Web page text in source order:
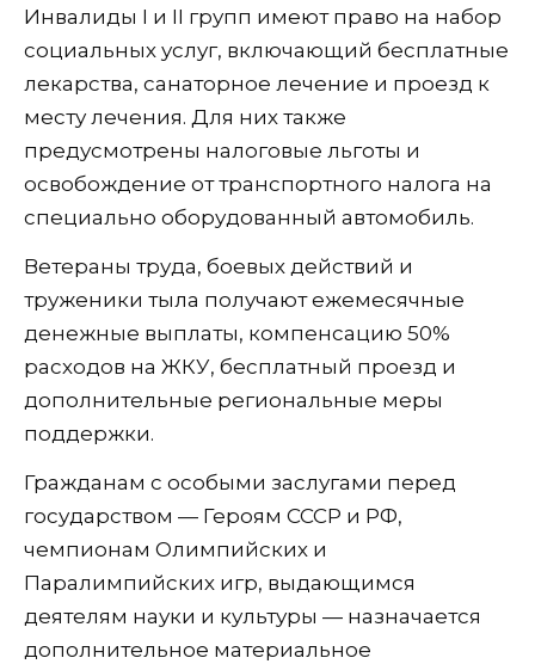
Инвалиды I и II групп имеют право на набор
социальных услуг, включающий бесплатные
лекарства, санаторное лечение и проезд к
месту лечения. Для них также
предусмотрены налоговые льготы и
освобождение от транспортного налога на
специально оборудованный автомобиль.
Ветераны труда, боевых действий и
труженики тыла получают ежемесячные
денежные выплаты, компенсацию 50%
расходов на ЖКУ, бесплатный проезд и
дополнительные региональные меры
поддержки.
Гражданам с особыми заслугами перед
государством — Героям СССР и РФ,
чемпионам Олимпийских и
Паралимпийских игр, выдающимся
деятелям науки и культуры — назначается
дополнительное материальное